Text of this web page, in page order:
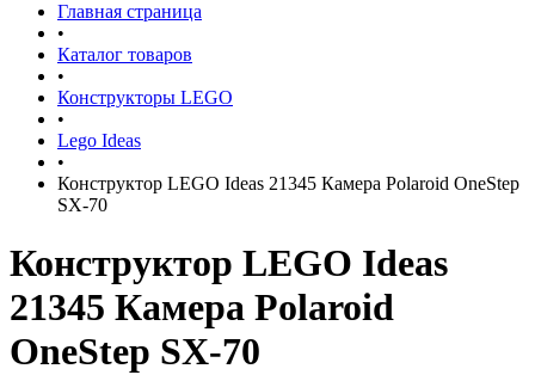
Главная страница
•
Каталог товаров
•
Конструкторы LEGO
•
Lego Ideas
•
Конструктор LEGO Ideas 21345 Камера Polaroid OneStep
SX-70
Конструктор LEGO Ideas
21345 Камера Polaroid
OneStep SX-70